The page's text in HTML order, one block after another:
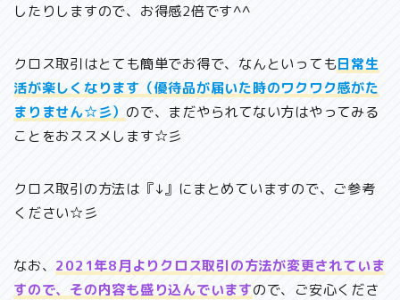
したりしますので、お得感2倍です^^
クロス取引はとても簡単でお得で、なんといっても日常生
活が楽しくなります（優待品が届いた時のワクワク感がた
まりません☆彡） ので、まだやられてない方はやってみる
ことをおススメします☆彡
クロス取引の方法は『↓』にまとめていますので、ご参考
ください☆彡
なお、 2021年8月よりクロス取引の方法が変更されていま
すので、その内容も盛り込んでいますので、ご安心くださ